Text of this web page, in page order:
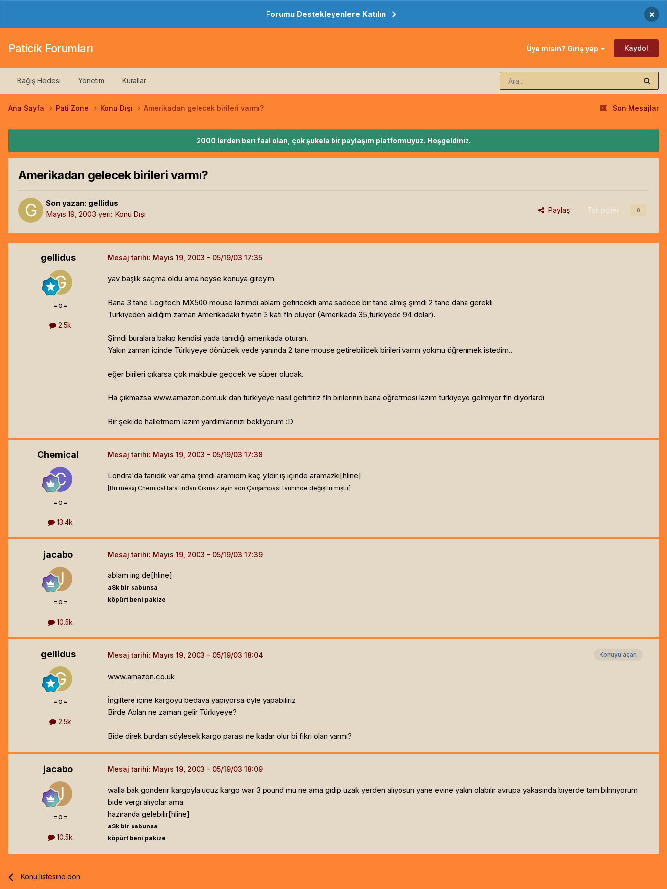
Forumu Destekleyenlere Katılın ×
Paticik Forumları Üye misin? Giriş yap Kaydol
Bağış Hedesi Yönetim Kurallar
Son Mesajlar
Ana Sayfa Pati Zone Konu Dışı Amerikadan gelecek birileri varmı?
2000 lerden beri faal olan, çok şukela bir paylaşım platformuyuz. Hoşgeldiniz.
Amerikadan gelecek birileri varmı?
Son yazan: gellidus
Mayıs 19, 2003 yeri: Konu Dışı Paylaş Takipçiler 0
gellidus
=o=
2.5k
Mesaj tarihi: Mayıs 19, 2003
yav başlık saçma oldu ama neyse konuya gireyim
Bana 3 tane Logitech MX500 mouse lazımdı ablam getiricekti ama sadece bir tane almış şimdi 2 tane daha gerekli
Türkiyeden aldığım zaman Amerikadakı fiyatın 3 katı fln oluyor (Amerikada 35,türkiyede 94 dolar).
Şimdi buralara bakıp kendisi yada tanıdığı amerikada oturan.
Yakın zaman içinde Türkiyeye dönücek vede yanında 2 tane mouse getirebilicek birileri varmı yokmu öğrenmek istedim..
eğer birileri çıkarsa çok makbule geçcek ve süper olucak.
Ha çıkmazsa www.amazon.com.uk dan türkiyeye nasıl getirtiriz fln birilerinin bana öğretmesi lazım türkiyeye gelmiyor fln diyorlardı
Bir şekilde halletmem lazım yardımlarınızı bekliyorum :D
Chemical
=o=
13.4k
Mesaj tarihi: Mayıs 19, 2003
Londra'da tanıdık var ama şimdi aramıom kaç yıldır iş içinde aramazki[hline]
[Bu mesaj Chemical tarafından Çıkmaz ayın son Çarşambası tarihinde değiştirilmiştir]
jacabo
=o=
10.5k
Mesaj tarihi: Mayıs 19, 2003
ablam ing de[hline]
a$k bir sabunsa
köpürt beni pakize
gellidus
=o=
2.5k
Konuyu açan
Mesaj tarihi: Mayıs 19, 2003
www.amazon.co.uk
İngiltere içine kargoyu bedava yapıyorsa öyle yapabiliriz
Birde Ablan ne zaman gelir Türkiyeye?
Bide direk burdan söylesek kargo parası ne kadar olur bi fikri olan varmı?
jacabo
=o=
10.5k
Mesaj tarihi: Mayıs 19, 2003
walla bak gonderır kargoyla ucuz kargo war 3 pound mu ne ama gıdıp uzak yerden alıyosun yane evıne yakın olabılır avrupa yakasında bıyerde tam bılmıyorum
bıde vergı alıyolar ama
hazıranda gelebılır[hline]
a$k bir sabunsa
köpürt beni pakize
Konu listesine dön